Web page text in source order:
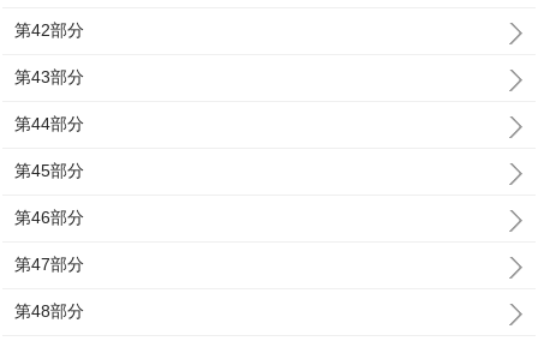
第42部分
第43部分
第44部分
第45部分
第46部分
第47部分
第48部分